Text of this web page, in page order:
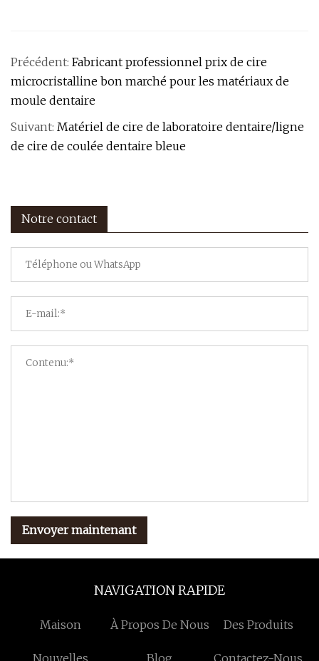
Précédent: Fabricant professionnel prix de cire
microcristalline bon marché pour les matériaux de
moule dentaire
Suivant: Matériel de cire de laboratoire dentaire/ligne
de cire de coulée dentaire bleue
Notre contact
Envoyer maintenant
NAVIGATION RAPIDE
Maison À Propos De Nous Des Produits
Nouvelles Blog Contactez-Nous